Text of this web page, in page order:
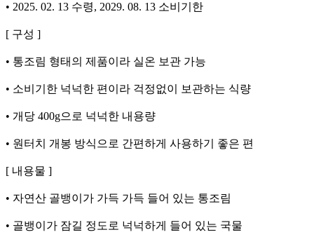
• 2025. 02. 13 수령, 2029. 08. 13 소비기한
[ 구성 ]
• 통조림 형태의 제품이라 실온 보관 가능
• 소비기한 넉넉한 편이라 걱정없이 보관하는 식량
• 개당 400g으로 넉넉한 내용량
• 원터치 개봉 방식으로 간편하게 사용하기 좋은 편
[ 내용물 ]
• 자연산 골뱅이가 가득 가득 들어 있는 통조림
• 골뱅이가 잠길 정도로 넉넉하게 들어 있는 국물